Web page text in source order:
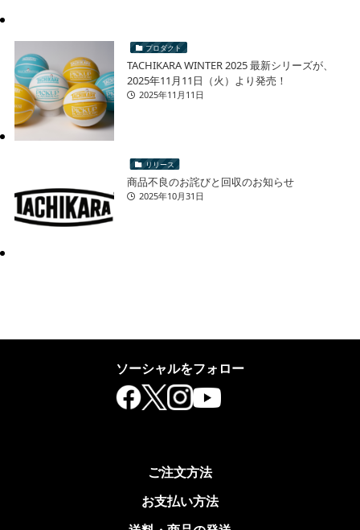
プロダクト
TACHIKARA WINTER 2025 最新シリーズが、
2025年11月11日（火）より発売！
2025年11月11日
リリース
商品不良のお詫びと回収のお知らせ
2025年10月31日
ソーシャルをフォロー
ご注文方法
お支払い方法